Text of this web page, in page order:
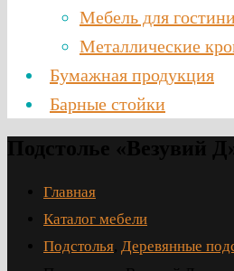
Мебель для
Металлические
Бумажная продукция
Барные стойки
Главная
Каталог мебели
Подстолья Деревянные